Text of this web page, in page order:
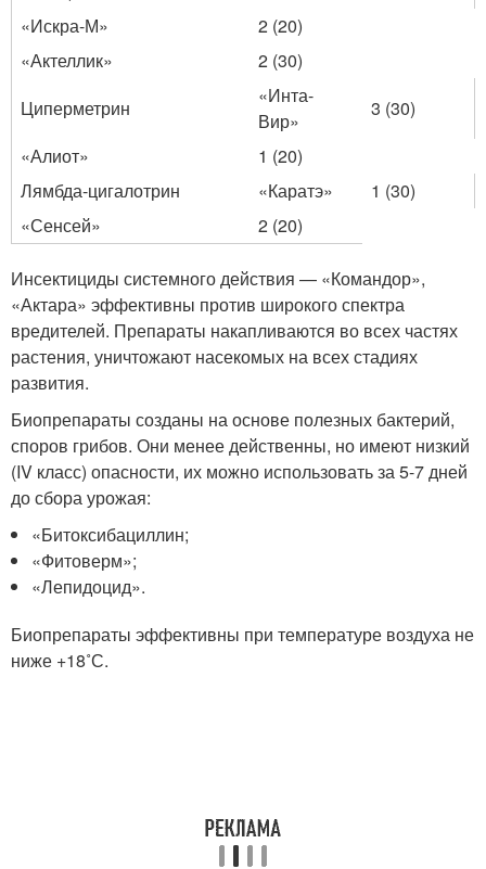
«Искра-М»
2 (20)
«Актеллик»
2 (30)
Циперметрин
«Инта-
Вир»
3 (30)
«Алиот»
1 (20)
Лямбда-цигалотрин
«Каратэ»
1 (30)
«Сенсей»
2 (20)
Инсектициды системного действия — «Командор»,
«Актара» эффективны против широкого спектра
вредителей. Препараты накапливаются во всех частях
растения, уничтожают насекомых на всех стадиях
развития.
Биопрепараты созданы на основе полезных бактерий,
споров грибов. Они менее действенны, но имеют низкий
(IV класс) опасности, их можно использовать за 5-7 дней
до сбора урожая:
«Битоксибациллин;
«Фитоверм»;
«Лепидоцид».
Биопрепараты эффективны при температуре воздуха не
ниже +18˚С.